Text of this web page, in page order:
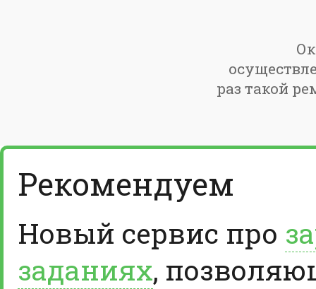
раз такой
Рекомендуем
Новый сервис про
заданиях,